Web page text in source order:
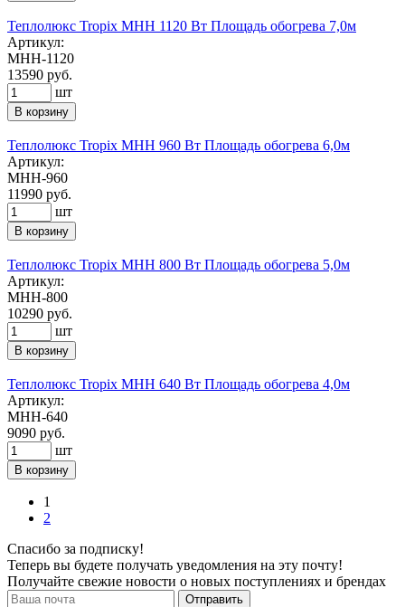
Теплолюкс Tropix МНН 1120 Вт Площадь обогрева 7,0м
Артикул:
МНН-1120
13590 руб.
шт
В корзину
Теплолюкс Tropix МНН 960 Вт Площадь обогрева 6,0м
Артикул:
МНН-960
11990 руб.
шт
В корзину
Теплолюкс Tropix МНН 800 Вт Площадь обогрева 5,0м
Артикул:
МНН-800
10290 руб.
шт
В корзину
Теплолюкс Tropix МНН 640 Вт Площадь обогрева 4,0м
Артикул:
МНН-640
9090 руб.
шт
В корзину
1
2
Спасибо за подписку!
Теперь вы будете получать уведомления на эту почту!
Получайте свежие новости о новых поступлениях и брендах
Отправить